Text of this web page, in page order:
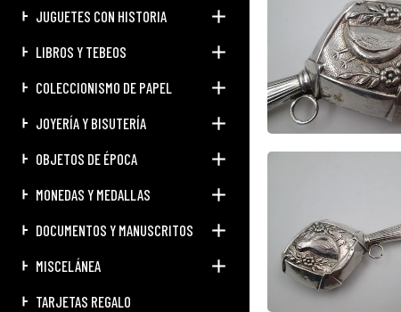
JUGUETES CON HISTORIA
LIBROS Y TEBEOS
COLECCIONISMO DE PAPEL
JOYERÍA Y BISUTERÍA
OBJETOS DE ÉPOCA
MONEDAS Y MEDALLAS
DOCUMENTOS Y MANUSCRITOS
MISCELÁNEA
TARJETAS REGALO